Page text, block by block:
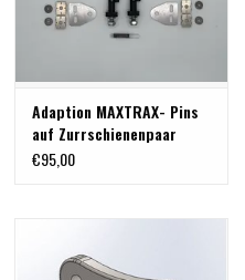
Adaption MAXTRAX- Pins
auf Zurrschienenpaar
€95,00